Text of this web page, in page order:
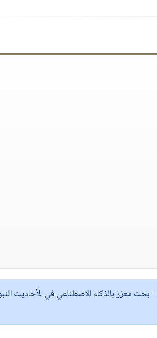
- بحث معزز بالذكاء الاصطناعي في الأحاديث